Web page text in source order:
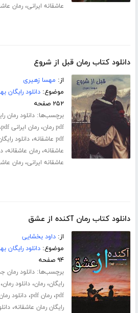
عاشقانه ایرانی،رمان
دانلود کتاب رمان قبل از شروع
از: مهسا زهیری
موضوع:دانلود رایگان
۲۵۲ صفحه
برچسب‌ها:دانلود رمان
pdf رمان
،رمان ایرانی pdf
pdf عاشقانه ،دانلود
عاشقانه،رمان عاشقانه،
عاشقانه ایرانی،رمان
دانلود کتاب رمان آکنده از عشق
از:داود بخشایی
موضوع:دانلود رایگان
۹۴ صفحه
برچسب‌ها:دانلود رمان
رایگان،رمان،دانلود رمان
pdf،رمان pdf ،دانلود
رایگان رمان عاشقانه،